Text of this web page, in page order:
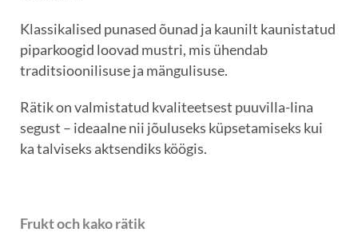
Klassikalised punased õunad ja kaunilt kaunistatud
piparkoogid loovad mustri, mis ühendab
traditsioonilisuse ja mängulisuse.
Rätik on valmistatud kvaliteetsest puuvilla-lina
segust – ideaalne nii jõuluseks küpsetamiseks kui
ka talviseks aktsendiks köögis.
Frukt och kako rätik